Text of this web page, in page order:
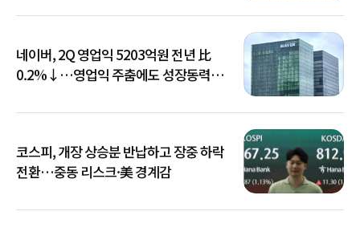
네이버, 2Q 영업익 5203억원 전년 比
0.2%↓…영업익 주춤에도 성장동력
코스피, 개장 상승분 반납하고 장중 하락
전환…중동 리스크·美 경계감